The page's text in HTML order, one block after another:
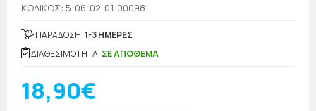
KΩΔΙΚΟΣ: 5-06-02-01-00098
ΠΑΡΑΔΟΣΗ:1-3 ΗΜΕΡΕΣ
ΔΙΑΘΕΣΙΜΟΤΗΤΑ: ΣΕ ΑΠΟΘΕΜΑ
18,90€